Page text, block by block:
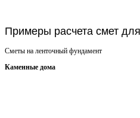
Примеры расчета смет
Сметы на ленточный фундамент
Каменные дома